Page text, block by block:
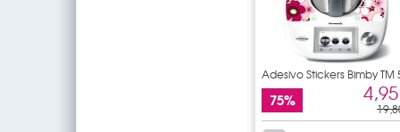
Adesivo Stickers Bimby TM
75%